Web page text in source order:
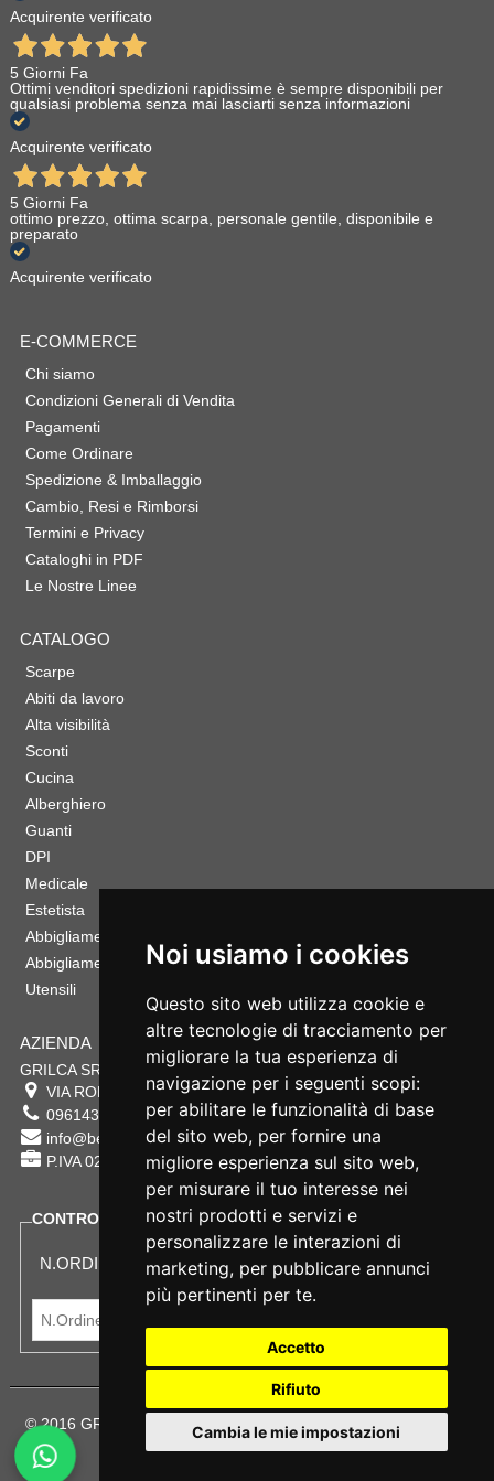
Noi usiamo i cookies
Questo sito web utilizza cookie e
altre tecnologie di tracciamento per
migliorare la tua esperienza di
navigazione per i seguenti scopi:
per abilitare le funzionalità di base
del sito web, per fornire una
migliore esperienza sul sito web,
per misurare il tuo interesse nei
nostri prodotti e servizi e
personalizzare le interazioni di
marketing, per pubblicare annunci
più pertinenti per te.
Accetto
Rifiuto
Cambia le mie impostazioni
Acquirente verificato
5 Giorni Fa
Ottimi venditori spedizioni rapidissime è sempre disponibili per
qualsiasi problema senza mai lasciarti senza informazioni
Acquirente verificato
5 Giorni Fa
ottimo prezzo, ottima scarpa, personale gentile, disponibile e
preparato
Acquirente verificato
E-COMMERCE
Chi siamo
Condizioni Generali di Vendita
Pagamenti
Come Ordinare
Spedizione & Imballaggio
Cambio, Resi e Rimborsi
Termini e Privacy
Cataloghi in PDF
Le Nostre Linee
CATALOGO
Scarpe
Abiti da lavoro
Alta visibilità
Sconti
Cucina
Alberghiero
Guanti
DPI
Medicale
Estetista
Abbigliamento Sportivo
Abbigliamento Bambino
Utensili
AZIENDA
GRILCA SRL
VIA ROMA 180 88054 SERSALE CZ
0961432177
info@bestsafety.it
P.IVA 02342180797
CONTROLLA LO STATO DEL TUO ORDINE
N.ORDINE:
© 2016 GRILCA SRL Sede Legale: VIA ROMA 180 - SERSALE -
88054